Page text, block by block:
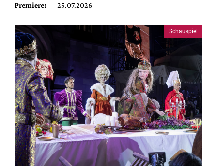
Premiere:
25.07.2026
Schauspiel